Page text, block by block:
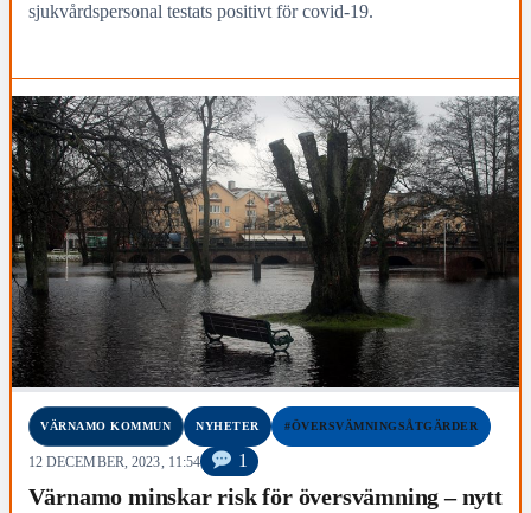
sjukvårdspersonal testats positivt för covid-19.
VÄRNAMO KOMMUN NYHETER #ÖVERSVÄMNINGSÅTGÄRDER
12 DECEMBER, 2023, 11:54 1
Värnamo minskar risk för översvämning – nytt